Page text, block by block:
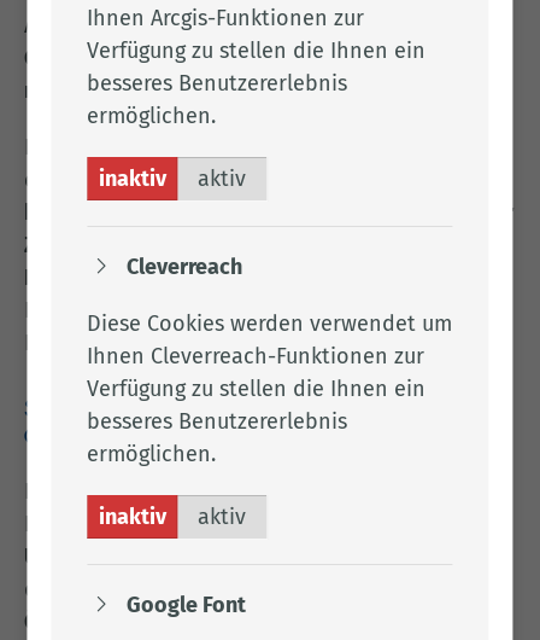
Abgrenzung dient der LRP alsgutachterliche
Grundlage, hat jedochkeinen
rechtsverbindlichen Charakter.
Für
ergeben sich aus dem Landschaftsrahmenplan
keine unmittelbar verpflichtenden Vorgaben oder
Zwänge
Planungsgrundlagedar und liefert wertvolle
Hinweise für die nachhaltige Entwicklung von
Natur und Landschaft.
Strategische Umweltprüfung und Beteiligung der
Öffentlichkeit
Im Zuge der Fortschreibung des
Landschaftsrahmenplans wurde gemäß
UVPG
durchgeführt. Dabei wurden
Öffentlichkeit zur Stellungnahme
Ihnen Arcgis-Funktionen zur
Verfügung zu stellen die Ihnen ein
besseres Benutzererlebnis
ermöglichen.
inaktiv aktiv
Cleverreach
Diese Cookies werden verwendet um
Ihnen Cleverreach-Funktionen zur
Verfügung zu stellen die Ihnen ein
besseres Benutzererlebnis
ermöglichen.
inaktiv aktiv
Google Font